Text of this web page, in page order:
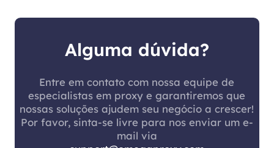
Alguma dúvida?
Entre em contato com nossa equipe de
especialistas em proxy e garantiremos que
nossas soluções ajudem seu negócio a crescer!
Por favor, sinta-se livre para nos enviar um e-
mail via